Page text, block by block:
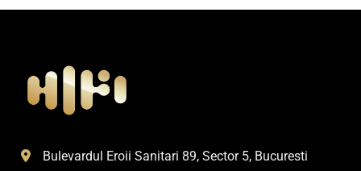
Bulevardul Eroii Sanitari 89, Sector 5, Bucuresti